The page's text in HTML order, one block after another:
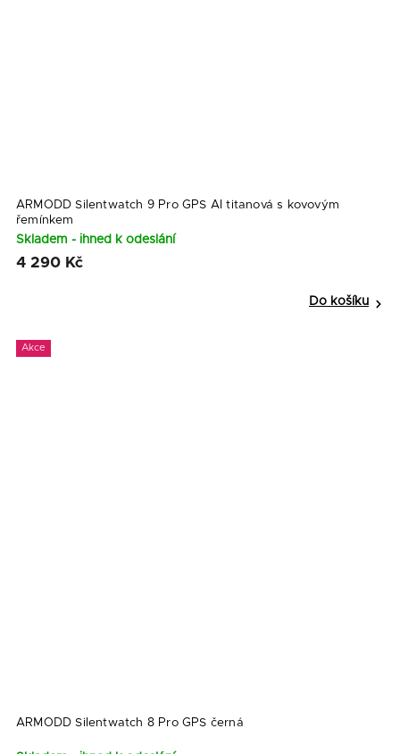
ARMODD Silentwatch 9 Pro GPS AI titanová s kovovým
řemínkem
Skladem - ihned k odeslání
4 290 Kč
Do košíku
Akce
ARMODD Silentwatch 8 Pro GPS černá